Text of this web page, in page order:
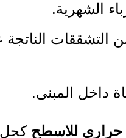
الشهرية.
التشققات الناتجة
داخل المبنى.
حراري للاسطح